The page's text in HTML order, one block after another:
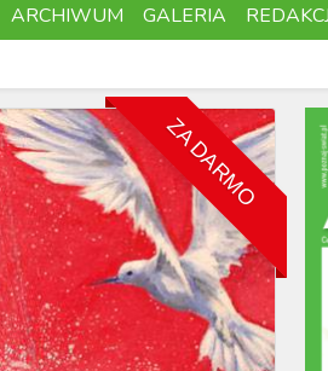
ARCHIWUM GALERIA
ZA DARMO